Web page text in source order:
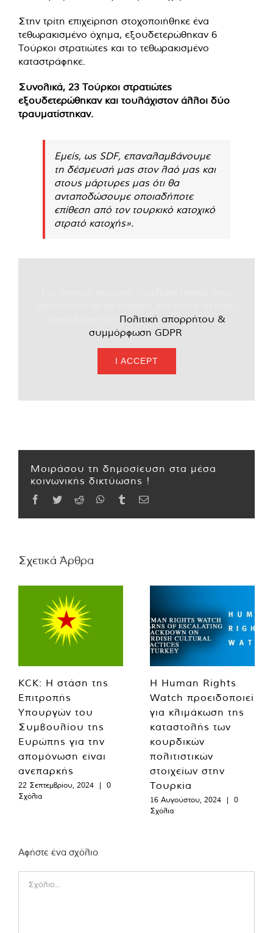
Στην τρίτη επιχείρηση στοχοποιήθηκε ένα
τεθωρακισμένο όχημα, εξουδετερώθηκαν 6
Τούρκοι στρατιώτες και το τεθωρακισμένο
καταστράφηκε.
Συνολικά, 23 Τούρκοι στρατιώτες
εξουδετερώθηκαν και τουλάχιστον άλλοι δύο
τραυματίστηκαν.
Εμείς, ως SDF, επαναλαμβάνουμε
τη δέσμευσή μας στον λαό μας και
στους μάρτυρες μας ότι θα
ανταποδώσουμε οποιαδήποτε
επίθεση από τον τουρκικό κατοχικό
στρατό κατοχής».
Πολιτική απορρήτου &
συμμόρφωση GDPR
I ACCEPT
Μοιράσου τη δημοσίευση στα μέσα
κοινωνικής δικτύωσης !
Facebook
TwitterReddit WhatsApp
TumblrEmail
Σχετικά Άρθρα
KCK: Η στάση της
Επιτροπής
Υπουργών του
Συμβουλίου της
Ευρώπης για την
απομόνωση είναι
ανεπαρκής
22 Σεπτεμβρίου, 2024 |
0
Σχόλια
Η Human Rights
Watch προειδοποιεί
για κλιμάκωση της
καταστολής των
κουρδικών
πολιτιστικών
στοιχείων στην
Τουρκία
16 Αυγούστου, 2024 |
0
Σχόλια
Αφήστε ένα σχόλιο